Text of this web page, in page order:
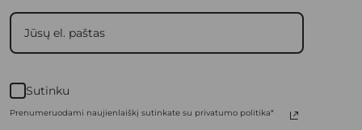
Sutinku
Prenumeruodami naujienlaiškį sutinkate su privatumo politika*